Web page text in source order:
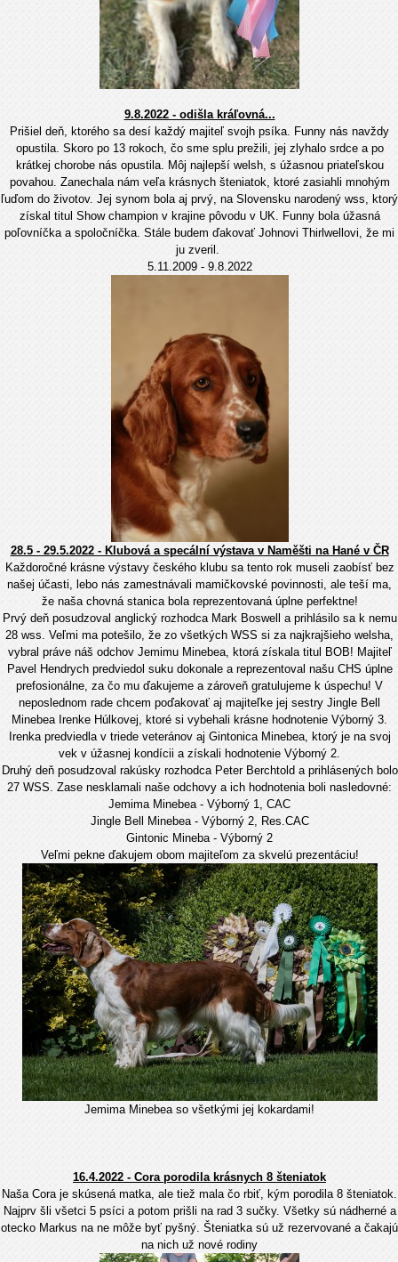
9.8.2022 - odišla kráľovná...
Prišiel deň, ktorého sa desí každý majiteľ svojh psíka. Funny nás navždy
opustila. Skoro po 13 rokoch, čo sme splu prežili, jej zlyhalo srdce a po
krátkej chorobe nás opustila. Môj najlepší welsh, s úžasnou priateľskou
povahou. Zanechala nám veľa krásnych šteniatok, ktoré zasiahli mnohým
ľuďom do životov. Jej synom bola aj prvý, na Slovensku narodený wss, ktorý
získal titul Show champion v krajine pôvodu v UK. Funny bola úžasná
poľovníčka a spoločníčka. Stále budem ďakovať Johnovi Thirlwellovi, že mi
ju zveril.
5.11.2009 - 9.8.2022
28.5 - 29.5.2022 - Klubová a specální výstava v Naměšti na Hané v ČR
Každoročné krásne výstavy českého klubu sa tento rok museli zaobísť bez
našej účasti, lebo nás zamestnávali mamičkovské povinnosti, ale teší ma,
že naša chovná stanica bola reprezentovaná úplne perfektne!
Prvý deň posudzoval anglický rozhodca Mark Boswell a prihlásilo sa k nemu
28 wss. Veľmi ma potešilo, že zo všetkých WSS si za najkrajšieho welsha,
vybral práve náš odchov Jemimu Minebea, ktorá získala titul BOB! Majiteľ
Pavel Hendrych predviedol suku dokonale a reprezentoval našu CHS úplne
prefosionálne, za čo mu ďakujeme a zároveň gratulujeme k úspechu! V
neposlednom rade chcem poďakovať aj majiteľke jej sestry Jingle Bell
Minebea Irenke Húlkovej, ktoré si vybehali krásne hodnotenie Výborný 3.
Irenka predviedla v triede veteránov aj Gintonica Minebea, ktorý je na svoj
vek v úžasnej kondícii a získali hodnotenie Výborný 2.
Druhý deň posudzoval rakúsky rozhodca Peter Berchtold a prihlásených bolo
27 WSS. Zase nesklamali naše odchovy a ich hodnotenia boli nasledovné:
Jemima Minebea - Výborný 1, CAC
Jingle Bell Minebea - Výborný 2, Res.CAC
Gintonic Mineba - Výborný 2
Veľmi pekne ďakujem obom majiteľom za skvelú prezentáciu!
Jemima Minebea so všetkými jej kokardami!
16.4.2022 - Cora porodila krásnych 8 šteniatok
Naša Cora je skúsená matka, ale tiež mala čo rbiť, kým porodila 8 šteniatok.
Najprv šli všetci 5 psíci a potom prišli na rad 3 sučky. Všetky sú nádherné a
otecko Markus na ne môže byť pyšný. Šteniatka sú už rezervované a čakajú
na nich už nové rodiny